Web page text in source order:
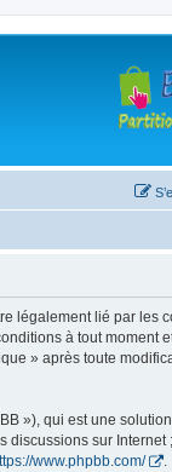
légalement lié par les
à tout moment
» après toute
»), qui est une
sur Internet
www.phpbb.com/ .